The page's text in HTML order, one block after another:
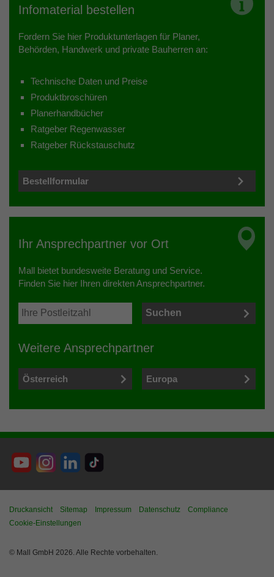
Infomaterial bestellen
Fordern Sie hier Produktunterlagen für Planer,
Behörden, Handwerk und private Bauherren an:
Technische Daten und Preise
Produktbroschüren
Planerhandbücher
Ratgeber Regenwasser
Ratgeber Rückstauschutz
Bestellformular
Ihr Ansprechpartner vor Ort
Mall bietet bundesweite Beratung und Service.
Finden Sie hier Ihren direkten Ansprechpartner.
Weitere Ansprechpartner
Österreich Europa
Druckansicht Sitemap Impressum Datenschutz
Compliance
Cookie-Einstellungen
© Mall GmbH 2026. Alle Rechte vorbehalten.